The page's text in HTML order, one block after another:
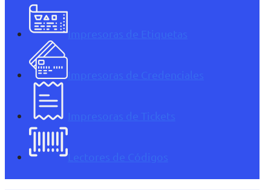
Impresoras de Etiquetas
Impresoras de Credenciales
Impresoras de Tickets
Lectores de Códigos